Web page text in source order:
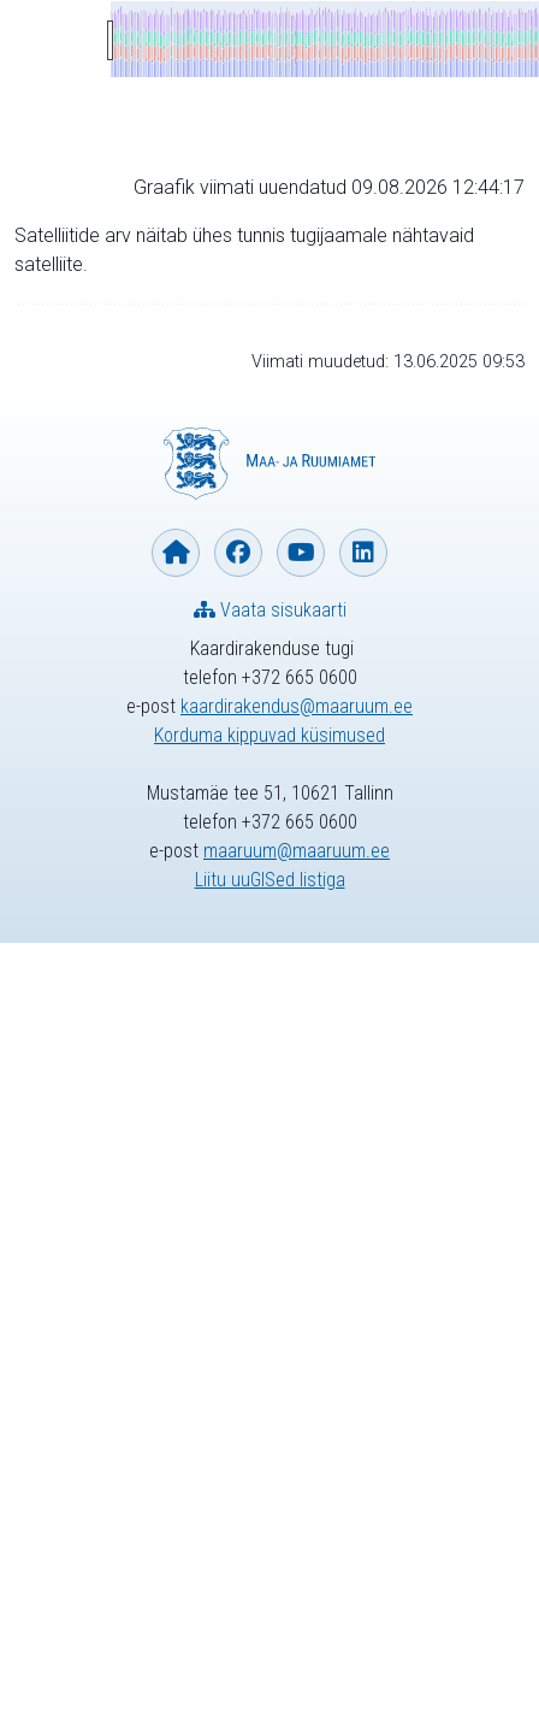
Graafik viimati uuendatud 09.08.2026 12:44:17
Satelliitide arv näitab ühes tunnis tugijaamale nähtavaid
satelliite.
Viimati muudetud: 13.06.2025 09:53
Kaardirakenduse tugi
telefon +372 665 0600
e-post kaardirakendus@maaruum.ee
Korduma kippuvad küsimused
Vaata sisukaarti
Mustamäe tee 51, 10621 Tallinn
telefon +372 665 0600
e-post maaruum@maaruum.ee
Liitu uuGISed listiga